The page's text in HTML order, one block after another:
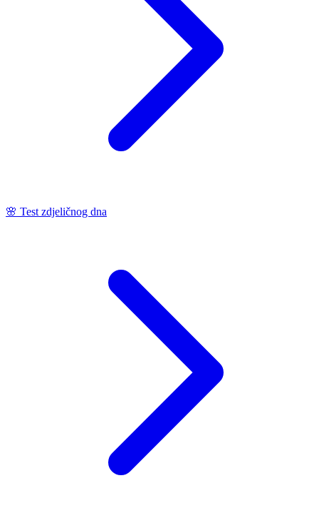
🌸 Test zdjeličnog dna